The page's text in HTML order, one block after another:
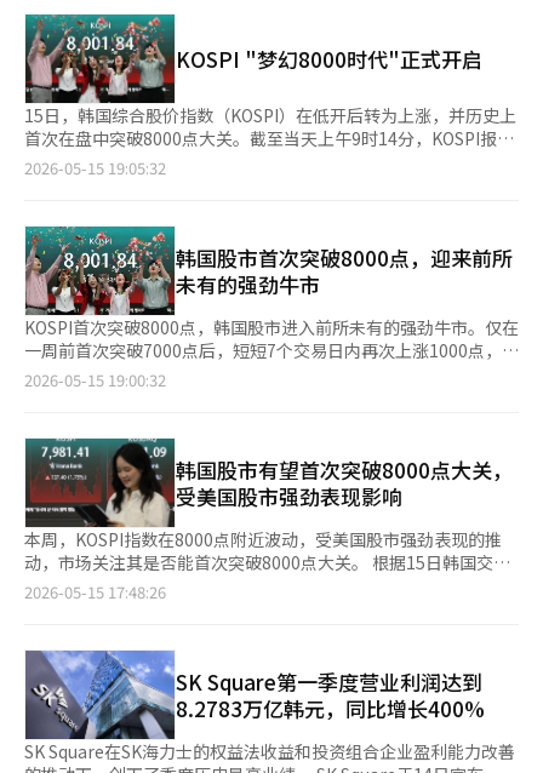
的“前五市场”。 最近，韩国股市的市值也超过了台湾。根据12
日韩国交易所和台湾证券交易所的数据，截至11日，韩国股市的市
值为7084万亿韩元，按1472韩元兑美元的汇率计算，约为4.81万
亿美元。而台湾股市的市值按美元计算约为4.34万亿美元。 然而，
急剧上涨带来的估值压力、美国的利率政策以及全球经济放缓的担
忧仍然是变数。尽管如此，市场普遍认为，全球投资者对韩国股市
的看法与过去相比发生了变化。 一位金融投资界人士表
示：“KOSPI突破8000点不仅仅是一个简单的记录，它意味着韩国
智能（AI）系统翻译与编辑。
经济下行风险持续。” 政府在上个月的4月号中提到“中东战争导
致的地缘政治风险扩大会增加经济下行风险”，而本月也保持了类
似的表述，继续对外部不确定性表示担忧。特别是此次强调了高油
价对物价和民生负担的影响。 实际上，近期物价走势再次显现不
稳定。4月消费者物价同比上涨2.6%，较上月的2.2%有所扩大。
工业产品价格上涨率为3.8%，生活物价上涨率也达到了2.9%。 国
际油价和汇率的不稳定也是负担因素。4月底，韩元对美元汇率为
1483.3韩元，仍维持在高位，国债利率因中东战争等因素也有所上
势。3月全行业生产较上月增长0.3%，服务业生产也增长了
1.4%。同行综合指数的循环变动值和领先综合指数的循环变动值
分别上升了0.5点和0.7点。 出口方面，半导体领域的复苏趋势持
续。今年第一季度，经常账户盈余达654亿美元，金融账户净资产
也呈增长趋势。尤其是以半导体为主的ICT出口强劲，推动了整体
出口的增长。 金融市场上，股市表现强劲。4月，因主要企业业绩
改善，KOSPI指数在一个月内暴涨30.6%，达到了6598.87点。外
资持股比例也有所扩大。 政府表示，将保持应对中东战争影响的
商品的供给管理和物价等民生稳定。 ※ 本报道经人工智能（AI）
系统翻译与编辑。
KOSPI "梦幻8000时代"正式开启
15日，韩国综合股价指数（KOSPI）在低开后转为上涨，并历史上
首次在盘中突破8000点大关。截至当天上午9时14分，KOSPI报
8004.05点，较前一交易日上涨22.64点，涨幅为0.28%。
2026-05-15 19:05:32
韩国股市首次突破8000点，迎来前所
未有的强劲牛市
KOSPI首次突破8000点，韩国股市进入前所未有的强劲牛市。仅在
一周前首次突破7000点后，短短7个交易日内再次上涨1000点，迎
来了“8000点时代”。市场分析认为，半导体行业的强劲表现、
8046.78点，再次创下历史新高。自6日盘中记录7426.60点以来，
仅用7个交易日便突破7000点。 此次上涨的一个显著特点是“速
度”。KOSPI在2021年1月首次突破3000点，标志着新冠疫情后流
动性市场的全面启动。自2007年7月突破2000点以来，时隔13年5
个月。当时，千点的上涨被认为需要数年的时间。 然而，最近的
趋势完全不同。KOSPI从4000点上涨到5000点用了92天，而从
5000点到6000点仅用了25天。随后，从6000点到7000点用了70
天，但在突破7000点后，仅用7个交易日便达到了8000点。市场的
势推动了指数的急剧上涨。由于对人工智能（AI）投资扩大的期
待，三星电子和SK海力士等市值较大的半导体股票吸引了大量外
国资金，推动了指数的上涨。此外，政府的股市刺激政策和资本市
场活跃的预期也刺激了投资者的信心。 在指数结构上，未来上涨
速度可能会加快。过去，从2000点到3000点需要指数上涨50%，
而从7000点到8000点仅需约15%的上涨。若要达到1万点，当前
2026-05-15 19:00:32
韩国股市有望首次突破8000点大关，
受美国股市强劲表现影响
本周，KOSPI指数在8000点附近波动，受美国股市强劲表现的推
动，市场关注其是否能首次突破8000点大关。 根据15日韩国交易
所的数据，KOSPI指数在前一交易日上涨137.40点（1.75%），收
1.8499万亿韩元，推动指数上涨，机构也录得1927亿韩元的买入
优势。然而，外国投资者则净卖出2.168万亿韩元，连续六个交易
日保持卖出趋势。 前一晚，纽约股市以科技股为主的反弹持续，
三大指数全线收涨。分析认为，美国总统唐纳德·特朗普与中国国
家主席习近平在北京举行的峰会上重申了两国合作意愿，刺激了投
2026-05-15 17:48:26
SK Square第一季度营业利润达到
8.2783万亿韩元，同比增长400%
SK Square在SK海力士的权益法收益和投资组合企业盈利能力改善